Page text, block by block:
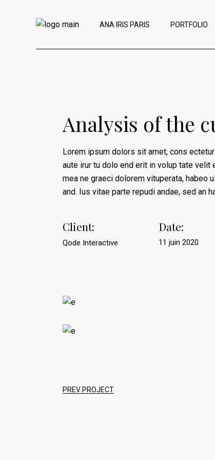
ANA IRIS PARIS PORTFOLIO
Analysis of the
Lorem ipsum dolors sit amet, cons
aute irur tu dolo end erit in volup tate velit
mea ne graeci dolorem vituperata, habeo
and. Ius vitae parte repudi andae, sed an
Client:
Qode Interactive
Date:
11 juin 2020
PREV PROJECT